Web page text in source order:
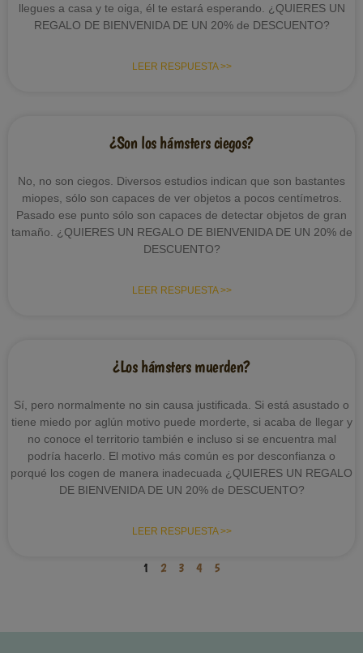
llegues a casa y te oiga, él te estará esperando. ¿QUIERES UN
REGALO DE BIENVENIDA DE UN 20% de DESCUENTO?
LEER RESPUESTA >>
¿Son los hámsters ciegos?
No, no son ciegos. Diversos estudios indican que son bastantes
miopes, sólo son capaces de ver objetos a pocos centímetros.
Pasado ese punto sólo son capaces de detectar objetos de gran
tamaño. ¿QUIERES UN REGALO DE BIENVENIDA DE UN 20% de
DESCUENTO?
LEER RESPUESTA >>
¿Los hámsters muerden?
Sí, pero normalmente no sin causa justificada. Si está asustado o
tiene miedo por aglún motivo puede morderte, si acaba de llegar y
no conoce el territorio también e incluso si se encuentra mal
podría hacerlo. El motivo más común es por desconfianza o
porqué los cogen de manera inadecuada ¿QUIERES UN REGALO
DE BIENVENIDA DE UN 20% de DESCUENTO?
LEER RESPUESTA >>
1 2 3 4 5